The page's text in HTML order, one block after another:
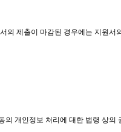
의 제출이 마감된 경우에는 지원서
의 개인정보 처리에 대한 법령 상의